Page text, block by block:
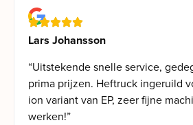
Lars Johansson
“Uitstekende snelle service,
prima prijzen. Heftruck ingeruild
ion variant van EP, zeer fijne
werken!”